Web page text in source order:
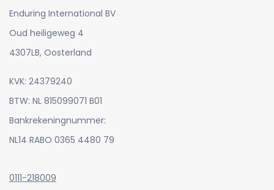
Enduring International BV
Oud heiligeweg 4
4307LB, Oosterland
KVK: 24379240
BTW: NL 815099071 B01
Bankrekeningnummer:
NL14 RABO 0365 4480 79
0111-218009